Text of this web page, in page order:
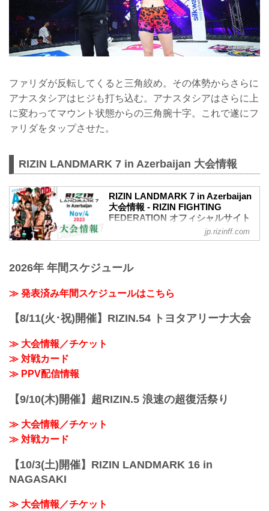
ファリダが反転してくると三角絞め。その体勢からさらに
アナスタシアはヒジも打ち込む。アナスタシアはさらに上
に変わってマウント状態からの三角腕十字。これで遂にフ
ァリダをタップさせた。
RIZIN LANDMARK 7 in Azerbaijan 大会情報
RIZIN LANDMARK 7 in Azerbaijan
大会情報 - RIZIN FIGHTING
FEDERATION オフィシャルサイト
youtu.be
要
2023年11月4日（土）日本時間 22:00開始
（現地時間：11月4日（土）15:30開場 /
ご了承ください。
会場
jp.rizinff.com
2026年 年間スケジュール
≫ 発表済み年間スケジュールはこちら
【8/11(火･祝)開催】RIZIN.54 トヨタアリーナ大会
≫ 大会情報／チケット
≫ 対戦カード
≫ PPV配信情報
【9/10(木)開催】超RIZIN.5 浪速の超復活祭り
≫ 大会情報／チケット
≫ 対戦カード
【10/3(土)開催】RIZIN LANDMARK 16 in
NAGASAKI
≫ 大会情報／チケット